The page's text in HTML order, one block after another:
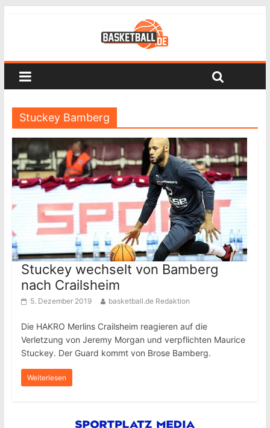
Stuckey Bamberg
Stuckey wechselt von Bamberg
nach Crailsheim
5. Dezember 2019 basketball.de Redaktion
Die HAKRO Merlins Crailsheim reagieren auf die
Verletzung von Jeremy Morgan und verpflichten Maurice
Stuckey. Der Guard kommt von Brose Bamberg.
Weiterlesen